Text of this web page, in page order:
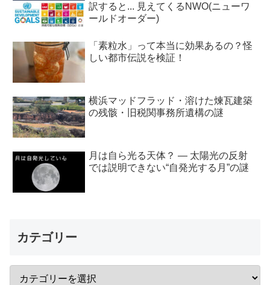
訳すると... 見えてくるNWO(ニューワ
ールドオーダー)
「素粒水」って本当に効果あるの？怪
しい都市伝説を検証！
横浜マッドフラッド・溶けた煉瓦建築
の残骸・旧税関事務所遺構の謎
月は自ら光る天体？ ― 太陽光の反射
では説明できない“自発光する月”の謎
カテゴリー